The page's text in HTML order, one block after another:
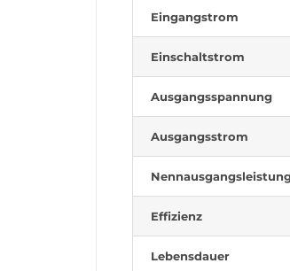
Eingangstrom
Einschaltstrom
Ausgangsspannung
Ausgangsstrom
Effizienz
Lebensdauer